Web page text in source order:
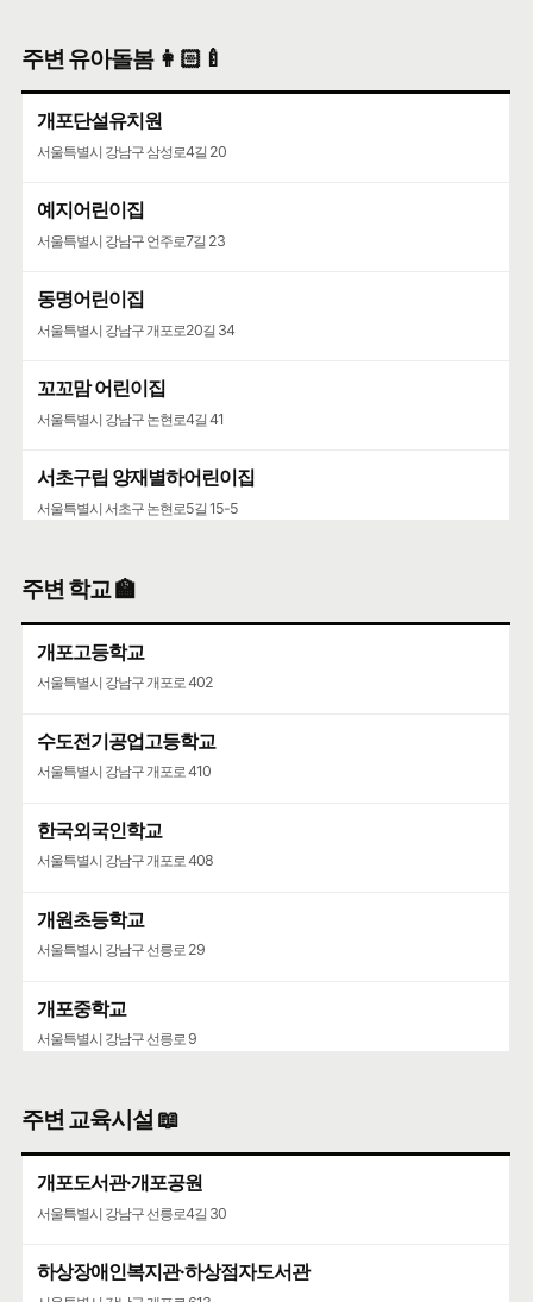
주변 유아돌봄 👩🏻‍🍼
개포단설유치원
서울특별시 강남구 삼성로4길 20
예지어린이집
서울특별시 강남구 언주로7길 23
동명어린이집
서울특별시 강남구 개포로20길 34
꼬꼬맘 어린이집
서울특별시 강남구 논현로4길 41
서초구립 양재별하어린이집
서울특별시 서초구 논현로5길 15-5
서울특별시 서초구 논현로5길 28
주변 학교 🏫
개포고등학교
서울특별시 강남구 개포로 402
수도전기공업고등학교
서울특별시 강남구 개포로 410
한국외국인학교
서울특별시 강남구 개포로 408
개원초등학교
서울특별시 강남구 선릉로 29
개포중학교
서울특별시 강남구 선릉로 9
주변 교육시설 📖
개포도서관·개포공원
서울특별시 강남구 선릉로4길 30
하상장애인복지관·하상점자도서관